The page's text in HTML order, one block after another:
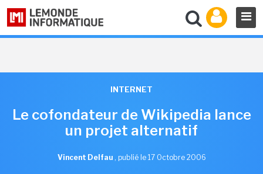
INTERNET
Le cofondateur de Wikipedia lance
un projet alternatif
Vincent Delfau , publié le 17 Octobre 2006